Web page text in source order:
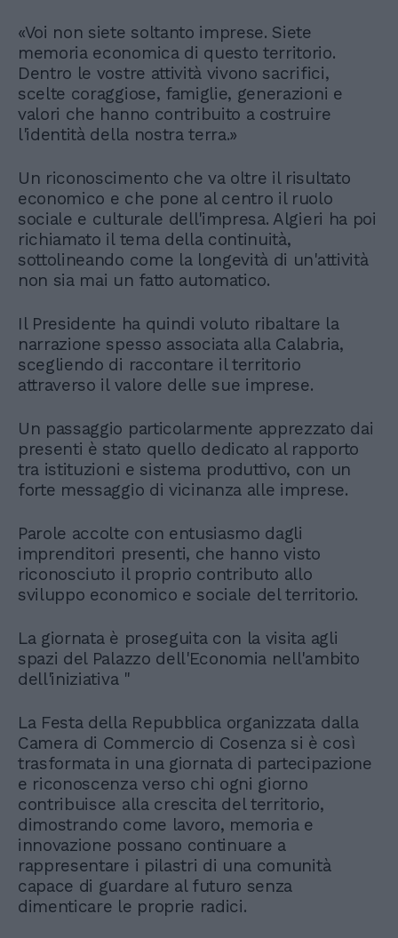
«Voi non siete soltanto imprese. Siete
memoria economica di questo territorio.
Dentro le vostre attività vivono sacrifici,
scelte coraggiose, famiglie, generazioni e
valori che hanno contribuito a costruire
l'identità della nostra terra.»
Un riconoscimento che va oltre il risultato
economico e che pone al centro il ruolo
sociale e culturale dell'impresa. Algieri ha poi
richiamato il tema della continuità,
sottolineando come la longevità di un'attività
non sia mai un fatto automatico.
Il Presidente ha quindi voluto ribaltare la
narrazione spesso associata alla Calabria,
scegliendo di raccontare il territorio
attraverso il valore delle sue imprese.
Un passaggio particolarmente apprezzato dai
presenti è stato quello dedicato al rapporto
tra istituzioni e sistema produttivo, con un
forte messaggio di vicinanza alle imprese.
Parole accolte con entusiasmo dagli
imprenditori presenti, che hanno visto
riconosciuto il proprio contributo allo
sviluppo economico e sociale del territorio.
La giornata è proseguita con la visita agli
spazi del Palazzo dell'Economia nell'ambito
dell'iniziativa "
La Festa della Repubblica organizzata dalla
Camera di Commercio di Cosenza si è così
trasformata in una giornata di partecipazione
e riconoscenza verso chi ogni giorno
contribuisce alla crescita del territorio,
dimostrando come lavoro, memoria e
innovazione possano continuare a
rappresentare i pilastri di una comunità
capace di guardare al futuro senza
dimenticare le proprie radici.